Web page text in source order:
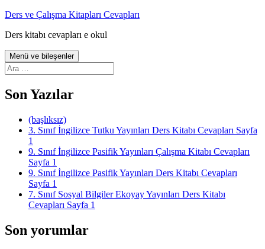
İçeriğe
Ders ve Çalışma Kitapları Cevapları
Ders kitabı cevapları e okul
Menü ve bileşenler
Arama:
Son Yazılar
(başlıksız)
3. Sınıf İngilizce Tutku Yayınları Ders Kitabı Cevapları Sayfa
1
9. Sınıf İngilizce Pasifik Yayınları Çalışma Kitabı Cevapları
Sayfa 1
9. Sınıf İngilizce Pasifik Yayınları Ders Kitabı Cevapları
Sayfa 1
7. Sınıf Sosyal Bilgiler Ekoyay Yayınları Ders Kitabı
Cevapları Sayfa 1
Son yorumlar